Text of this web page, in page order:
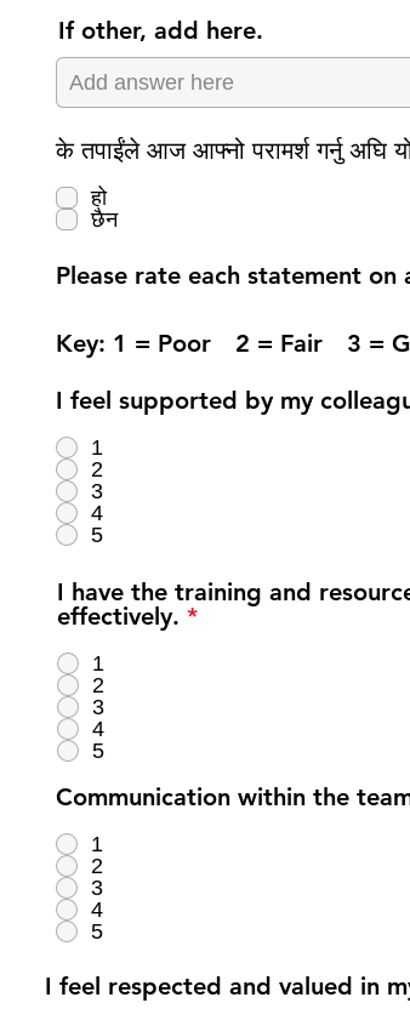
If other, add here.
के तपाईंले आज आफ्नो परामर्श गर्नु अघि
हो
छैन
Please rate each statement
Key: 1 = Poor 2 = Fair 3 =
I feel supported by my
1
2
3
4
5
I have the training and
effectively. *
1
2
3
4
5
Communication within the
1
2
3
4
5
I feel respected and valued in